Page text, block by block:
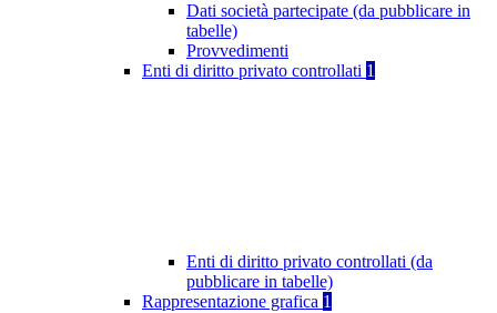
Dati società partecipate (da pubblicare in
tabelle)
Provvedimenti
Enti di diritto privato controllati 1
Enti di diritto privato controllati (da
pubblicare in tabelle)
Rappresentazione grafica 1